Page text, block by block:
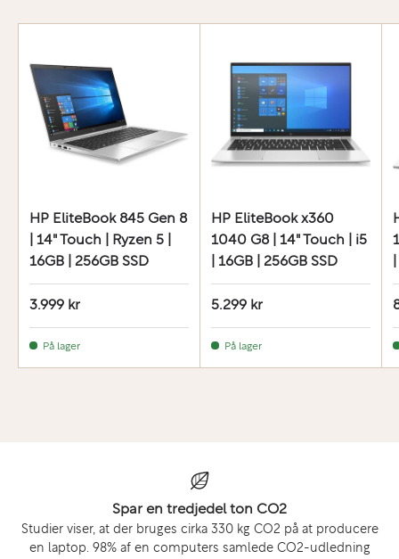
HP EliteBook 845 Gen 8
| 14" Touch | Ryzen 5 |
16GB | 256GB SSD
3.999 kr
På lager
HP EliteBook x360
1040 G8 | 14" Touch | i5
| 16GB | 256GB SSD
5.299 kr
På lager
Spar en tredjedel ton CO2
Studier viser, at der bruges cirka 330 kg CO2 på at producere
en laptop. 98% af en computers samlede CO2-udledning